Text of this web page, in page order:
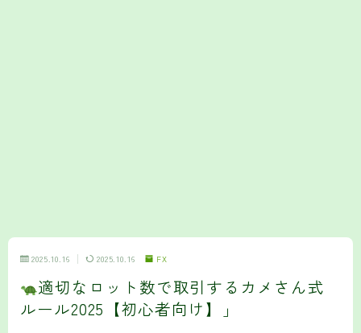
2025.10.16 2025.10.16 FX
適切なロット数で取引するカメさん式
ルール2025【初心者向け】」